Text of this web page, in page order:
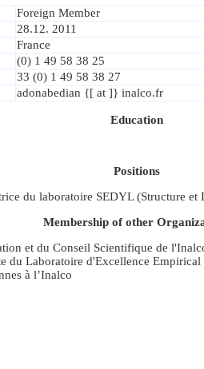
Foreign Member
28.12. 2011
France
(0) 1 49 58 38 25
33 (0) 1 49 58 38 27
adonabedian {[ at ]} inalco.fr
Education
Positions
du laboratoire SEDYL (Structure et
Membership of other
et du Conseil Scientifique de
du Laboratoire d'Excellence
à l’Inalco